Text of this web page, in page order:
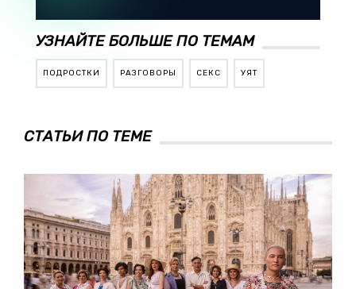
УЗНАЙТЕ БОЛЬШЕ ПО ТЕМАМ
ПОДРОСТКИ РАЗГОВОРЫ СЕКС УЯТ
СТАТЬИ ПО ТЕМЕ